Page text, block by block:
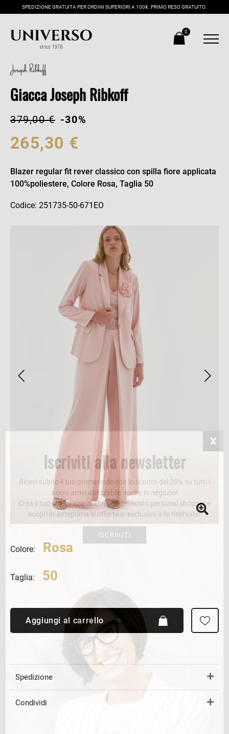
SPEDIZIONE GRATUITA PER ORDINI SUPERIORI A 100€. PRIMO RESO GRATUITO.
0
Giacca Joseph Ribkoff
379,00 € -30%
265,30 €
Blazer regular fit rever classico con spilla fiore applicata
100%poliestere, Colore Rosa, Taglia 50
Codice: 251735-50-671EO
Colore: Rosa
Taglia: 50
Aggiungi al carrello
Spedizione
Condividi
Iscriviti alla newsletter
Ricevi subito il tuo promocode con lo sconto del 20% su tutti i
nuovi arrivi utilizzabile anche in negozio!
Crea il tuo stile grazie ai consigli dei nostri personal shopper e
scopri in anteprima le offerte in esclusiva a te riservate.
ISCRIVITI